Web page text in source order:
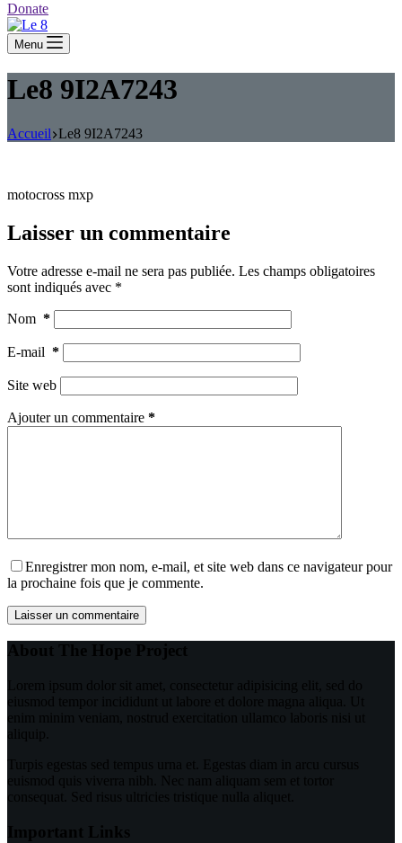
Donate
Menu
Le8 9I2A7243
Accueil Le8 9I2A7243
motocross mxp
Laisser un commentaire
Votre adresse e-mail ne sera pas publiée. Les champs obligatoires
sont indiqués avec *
Nom *
E-mail *
Site web
Ajouter un commentaire *
Enregistrer mon nom, e-mail, et site web dans ce navigateur pour
la prochaine fois que je commente.
Laisser un commentaire
About The Hope Project
Lorem ipsum dolor sit amet, consectetur adipisicing elit, sed do
eiusmod tempor incididunt ut labore et dolore magna aliqua. Ut
enim minim veniam, nostrud exercitation ullamco laboris nisi ut
aliquip.
Turpis egestas sed tempus urna et. Egestas diam in arcu cursus
euismod quis viverra nibh. Nec nam aliquam sem et tortor
consequat. Sed risus ultricies tristique nulla aliquet.
Important Links